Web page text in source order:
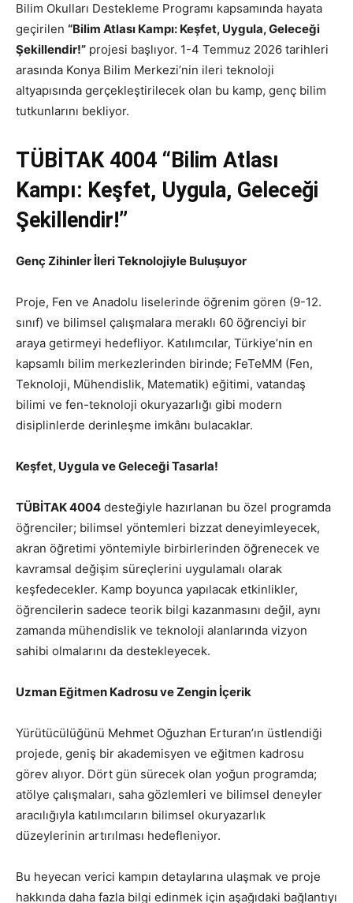
Bilim Okulları Destekleme Programı kapsamında hayata
geçirilen “Bilim Atlası Kampı: Keşfet, Uygula, Geleceği
Şekillendir!” projesi başlıyor. 1-4 Temmuz 2026 tarihleri
arasında Konya Bilim Merkezi’nin ileri teknoloji
altyapısında gerçekleştirilecek olan bu kamp, genç bilim
tutkunlarını bekliyor.
TÜBİTAK 4004 “Bilim Atlası
Kampı: Keşfet, Uygula, Geleceği
Şekillendir!”
Genç Zihinler İleri Teknolojiyle Buluşuyor
Proje, Fen ve Anadolu liselerinde öğrenim gören (9-12.
sınıf) ve bilimsel çalışmalara meraklı 60 öğrenciyi bir
araya getirmeyi hedefliyor. Katılımcılar, Türkiye’nin en
kapsamlı bilim merkezlerinden birinde; FeTeMM (Fen,
Teknoloji, Mühendislik, Matematik) eğitimi, vatandaş
bilimi ve fen-teknoloji okuryazarlığı gibi modern
disiplinlerde derinleşme imkânı bulacaklar.
Keşfet, Uygula ve Geleceği Tasarla!
TÜBİTAK 4004 desteğiyle hazırlanan bu özel programda
öğrenciler; bilimsel yöntemleri bizzat deneyimleyecek,
akran öğretimi yöntemiyle birbirlerinden öğrenecek ve
kavramsal değişim süreçlerini uygulamalı olarak
keşfedecekler. Kamp boyunca yapılacak etkinlikler,
öğrencilerin sadece teorik bilgi kazanmasını değil, aynı
zamanda mühendislik ve teknoloji alanlarında vizyon
sahibi olmalarını da destekleyecek.
Uzman Eğitmen Kadrosu ve Zengin İçerik
Yürütücülüğünü Mehmet Oğuzhan Erturan’ın üstlendiği
projede, geniş bir akademisyen ve eğitmen kadrosu
görev alıyor. Dört gün sürecek olan yoğun programda;
atölye çalışmaları, saha gözlemleri ve bilimsel deneyler
aracılığıyla katılımcıların bilimsel okuryazarlık
düzeylerinin artırılması hedefleniyor.
Bu heyecan verici kampın detaylarına ulaşmak ve proje
hakkında daha fazla bilgi edinmek için aşağıdaki bağlantıyı